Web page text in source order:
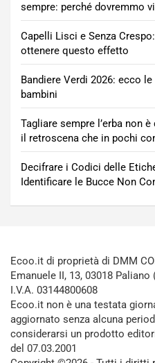
sempre: perché dovremmo
Capelli Lisci e Senza
ottenere questo effetto
Bandiere Verdi 2026: ecco
bambini
Tagliare sempre l’erba non
il retroscena che in pochi
Decifrare i Codici delle
Identificare le Bucce Non
Ecoo.it di proprietà di DMM
Emanuele II, 13, 03018
I.V.A. 03144800608
Ecoo.it non è una testata
aggiornato senza alcuna
considerarsi un prodotto
del 07.03.2001